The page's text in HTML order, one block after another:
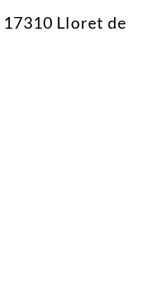
Lloret de